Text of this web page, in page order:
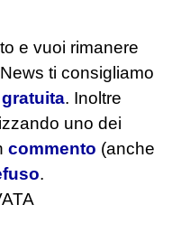
e vuoi rimanere
ti consigliamo
. Inoltre
uno dei
commento (anche
.